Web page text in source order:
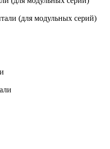
(для модульных серий)